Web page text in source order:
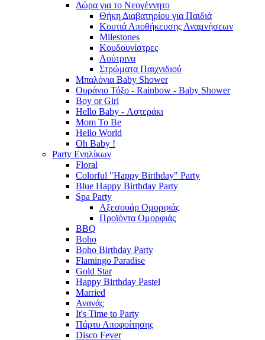
Δώρα για το Νεογέννητο
Θήκη Διαβατηρίου για Παιδιά
Κουτιά Αποθήκευσης Αναμνήσεων
Milestones
Κουδουνίστρες
Λούτρινα
Στρώματα Παιχνιδιού
Μπαλόνια Baby Shower
Ουράνιο Τόξο - Rainbow - Baby Shower
Boy or Girl
Hello Baby - Αστεράκι
Mom To Be
Hello World
Oh Baby !
Party Ενηλίκων
Floral
Colorful "Happy Birthday" Party
Blue Happy Birthday Party
Spa Party
Αξεσουάρ Ομορφιάς
Προϊόντα Ομορφιάς
BBQ
Boho
Boho Birthday Party
Flamingo Paradise
Gold Star
Happy Birthday Pastel
Married
Ανανάς
It's Time to Party
Πάρτυ Αποφοίτησης
Disco Fever